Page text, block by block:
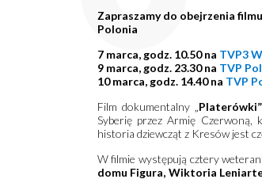
Zapraszamy do obejrzenia
Polonia
7 marca, godz. 10.50 na TVP3
9 marca, godz. 23.30 na TVP
10 marca, godz. 14.40 na TVP
Film dokumentalny „ Platerówki”
Syberię przez Armię Czerwoną,
historia dziewcząt z Kresów jest
W filmie występują cztery
domu Figura, Wiktoria